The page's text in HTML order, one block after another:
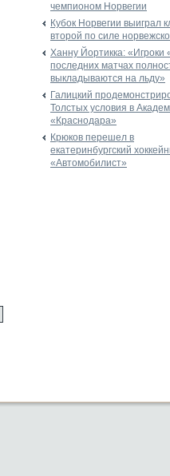
чемпионом Норвегии
Кубок Норвегии выиграл
второй по силе
Ханну Йортикка: «Игроки
последних матчах
выкладываются на льду»
Галицкий
Толстых условия в
«Краснодара»
Крюков перешел в
екатеринбургский
«Автомобилист»